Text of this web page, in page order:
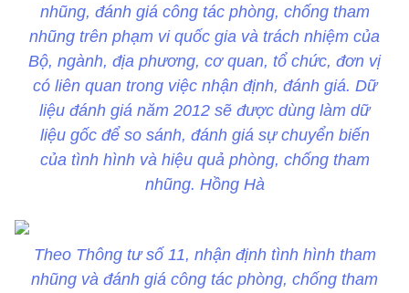
nhũng, đánh giá công tác phòng, chống tham
nhũng trên phạm vi quốc gia và trách nhiệm của
Bộ, ngành, địa phương, cơ quan, tổ chức, đơn vị
có liên quan trong việc nhận định, đánh giá. Dữ
liệu đánh giá năm 2012 sẽ được dùng làm dữ
liệu gốc để so sánh, đánh giá sự chuyển biến
của tình hình và hiệu quả phòng, chống tham
nhũng. Hồng Hà
Theo Thông tư số 11, nhận định tình hình tham
nhũng và đánh giá công tác phòng, chống tham